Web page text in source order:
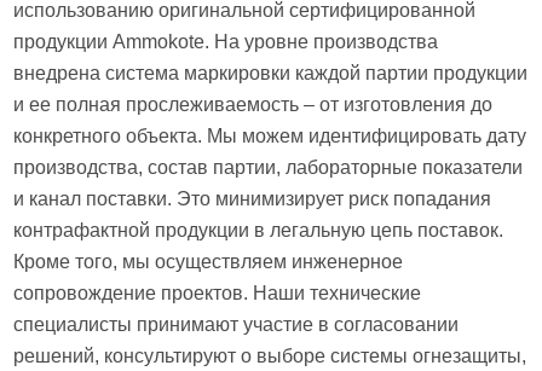
использованию оригинальной сертифицированной
продукции Ammokote. На уровне производства
внедрена система маркировки каждой партии продукции
и ее полная прослеживаемость – от изготовления до
конкретного объекта. Мы можем идентифицировать дату
производства, состав партии, лабораторные показатели
и канал поставки. Это минимизирует риск попадания
контрафактной продукции в легальную цепь поставок.
Кроме того, мы осуществляем инженерное
сопровождение проектов. Наши технические
специалисты принимают участие в согласовании
решений, консультируют о выборе системы огнезащиты,